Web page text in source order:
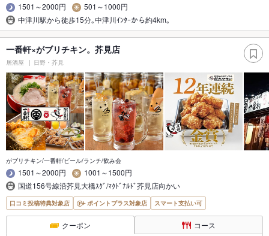
1501～2000円
501～1000円
中津川駅から徒歩15分｡中津川ｲﾝﾀｰから約4km｡
一番軒×がブリチキン。芥見店
居酒屋 日野・芥見
がブリチキン/一番軒/ビール/ランチ/飲み会
1501～2000円
1001～1500円
国道156号線沿芥見大橋ｽｸﾞ/ﾏｸﾄﾞﾅﾙﾄﾞ芥見店向かい
口コミ投稿特典対象店 ポイントプラス対象店 スマート支払い可
クーポン コース